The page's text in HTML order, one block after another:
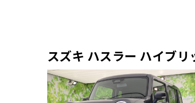
スズキ ハスラー ハイブリ